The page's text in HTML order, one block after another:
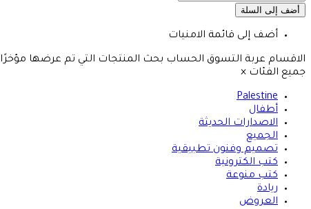
أضف إلى قائمة الامنيات
الاقسام عربة التسوق الحساب بحث المنتجات التي تم عرضها مؤخرًا
جميع الفئات ×
Palestine
أطفال
الاصدارات الحديثة
الجميع
تصميم وفنون تطبيقية
كتب الكترونية
كتب منوعة
ريادة
العروض